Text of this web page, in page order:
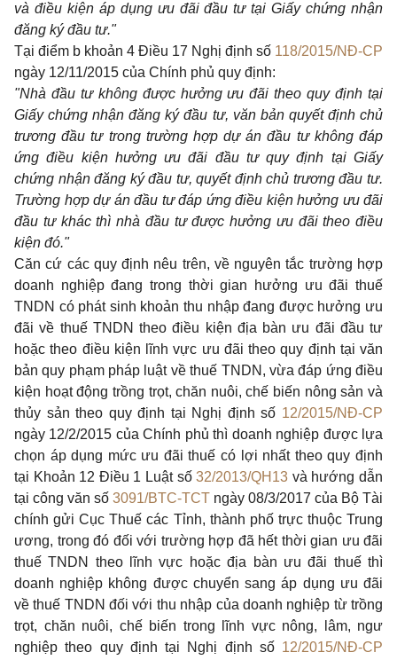
và điều kiện áp dụng ưu đãi đầu tư tại Giấy chứng nhận
đăng ký đầu tư."
Tại điểm b khoản 4 Điều 17 Nghị định số 118/2015/NĐ-CP
ngày 12/11/2015 của Chính phủ quy định:
"Nhà đầu tư không được hưởng ưu đãi theo quy định tại
Giấy chứng nhận đăng ký đầu tư, văn bản quyết định chủ
trương đầu tư trong trường hợp dự án đầu tư không đáp
ứng điều kiện hưởng ưu đãi đầu tư quy định tại Giấy
chứng nhận đăng ký đầu tư, quyết định chủ trương đầu tư.
Trường hợp dự án đầu tư đáp ứng điều kiện hưởng ưu đãi
đầu tư khác thì nhà đầu tư được hưởng ưu đãi theo điều
kiện đó."
Căn cứ các quy định nêu trên, về nguyên tắc trường hợp
doanh nghiệp đang trong thời gian hưởng ưu đãi thuế
TNDN có phát sinh khoản thu nhập đang được hưởng ưu
đãi về thuế TNDN theo điều kiện địa bàn ưu đãi đầu tư
hoặc theo điều kiện lĩnh vực ưu đãi theo quy định tại văn
bản quy phạm pháp luật về thuế TNDN, vừa đáp ứng điều
kiện hoạt động trồng trọt, chăn nuôi, chế biến nông sản và
thủy sản theo quy định tại Nghị định số 12/2015/NĐ-CP
ngày 12/2/2015 của Chính phủ thì doanh nghiệp được lựa
chọn áp dụng mức ưu đãi thuế có lợi nhất theo quy định
tại Khoản 12 Điều 1 Luật số32/2013/QH13 và hướng dẫn
tại công văn số 3091/BTC-TCT ngày 08/3/2017 của Bộ Tài
chính gửi Cục Thuế các Tỉnh, thành phố trực thuộc Trung
ương, trong đó đối với trường hợp đã hết thời gian ưu đãi
thuế TNDN theo lĩnh vực hoặc địa bàn ưu đãi thuế thì
doanh nghiệp không được chuyển sang áp dụng ưu đãi
về thuế TNDN đối với thu nhập của doanh nghiệp từ trồng
trọt, chăn nuôi, chế biến trong lĩnh vực nông, lâm, ngư
nghiệp theo quy định tại Nghị định số 12/2015/NĐ-CP